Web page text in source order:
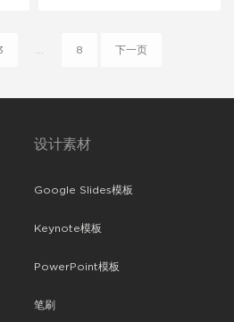
8 下一页
设计素材
Google Slides模板
Keynote模板
PowerPoint模板
笔刷